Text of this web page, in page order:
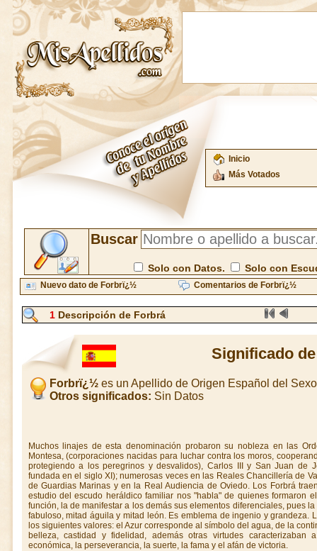
Inicio
Más Votados
Buscar
Solo con Datos. Solo con
Nuevo dato de Forbrï¿½ Comentarios de Forbrï¿½
1 Descripción de Forbrá
Significado
Forbrï¿½es un Apellido de Origen Español del
Otros significados: Sin Datos
Muchos linajes de esta denominación probaron su nobleza en las
Montesa, (corporaciones nacidas para luchar contra los moros,
protegiendo a los peregrinos y desvalidos), Carlos III y San Juan de
fundada en el siglo XI); numerosas veces en las Reales Chancillería de
de Guardias Marinas y en la Real Audiencia de Oviedo. Los Forbrá
estudio del escudo heráldico familiar nos "habla" de quienes formaron
función, la de manifestar a los demás sus elementos diferenciales, pues
fabuloso, mitad águila y mitad león. Es emblema de ingenio y grandeza.
los siguientes valores: el Azur corresponde al símbolo del agua, de la
belleza, castidad y fidelidad, además otras virtudes
económica, la perseverancia, la suerte, la fama y el afán de victoria.